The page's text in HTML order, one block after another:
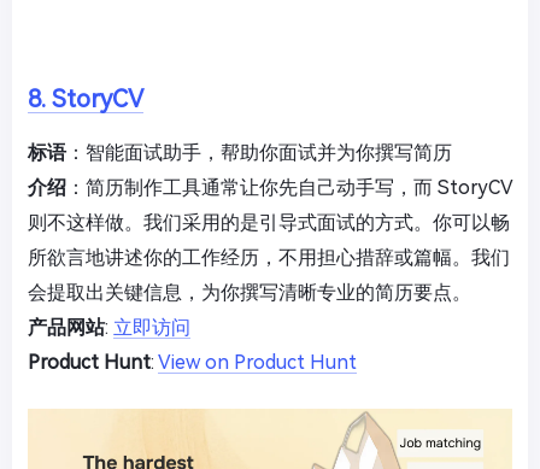
8. StoryCV
标语：智能面试助手，帮助你面试并为你撰写简历
介绍 ：简历制作工具通常让你先自己动手写，而 StoryCV
则不这样做。我们采用的是引导式面试的方式。你可以畅
所欲言地讲述你的工作经历，不用担心措辞或篇幅。我们
会提取出关键信息，为你撰写清晰专业的简历要点。
产品网站: 立即访问
Product Hunt: View on Product Hunt